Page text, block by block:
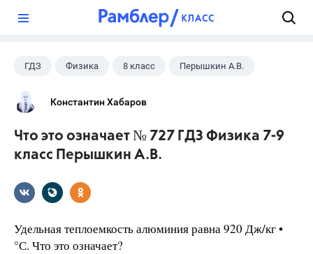
ГДЗ Физика 8 класс Перышкин А.В.
Константин Хабаров
Что это означает № 727 ГДЗ Физика 7-9
класс Перышкин А.В.
Удельная теплоемкость алюминия равна 920 Дж/кг •
°С. Что это означает?